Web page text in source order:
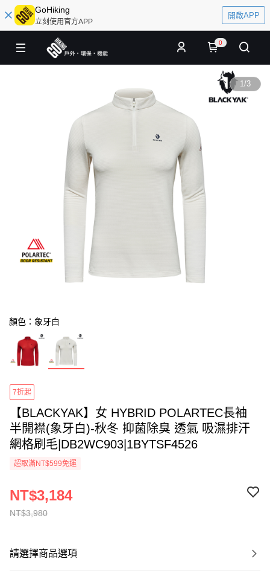
GoHiking
立刻使用官方APP
開啟APP
0
1/3
顏色：象牙白
7折起
【BLACKYAK】女 HYBRID POLARTEC長袖
半開襟(象牙白)-秋冬 抑菌除臭 透氣 吸濕排汗
網格刷毛|DB2WC903|1BYTSF4526
超取滿NT$599免運
NT$3,980
NT$3,184
請選擇商品選項